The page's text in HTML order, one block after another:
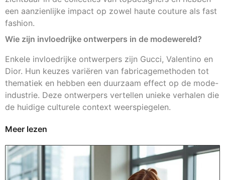
een aanzienlijke impact op zowel haute couture als fast
fashion.
Wie zijn invloedrijke ontwerpers in de modewereld?
Enkele invloedrijke ontwerpers zijn Gucci, Valentino en
Dior. Hun keuzes variëren van fabricagemethoden tot
thematiek en hebben een duurzaam effect op de mode-
industrie. Deze ontwerpers vertellen unieke verhalen die
de huidige culturele context weerspiegelen.
Meer lezen